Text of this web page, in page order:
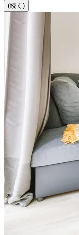
(続く)